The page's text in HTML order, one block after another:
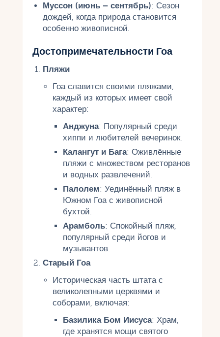
Муссон (июнь – сентябрь): Сезон
дождей, когда природа становится
особенно живописной.
Достопримечательности Гоа
Пляжи
Гоа славится своими пляжами,
каждый из которых имеет свой
характер:
Анджуна: Популярный среди
хиппи и любителей вечеринок.
Калангут и Бага: Оживлённые
пляжи с множеством ресторанов
и водных развлечений.
Палолем: Уединённый пляж в
Южном Гоа с живописной
бухтой.
Арамболь: Спокойный пляж,
популярный среди йогов и
музыкантов.
Старый Гоа
Историческая часть штата с
великолепными церквями и
соборами, включая:
Базилика Бом Иисуса: Храм,
где хранятся мощи святого